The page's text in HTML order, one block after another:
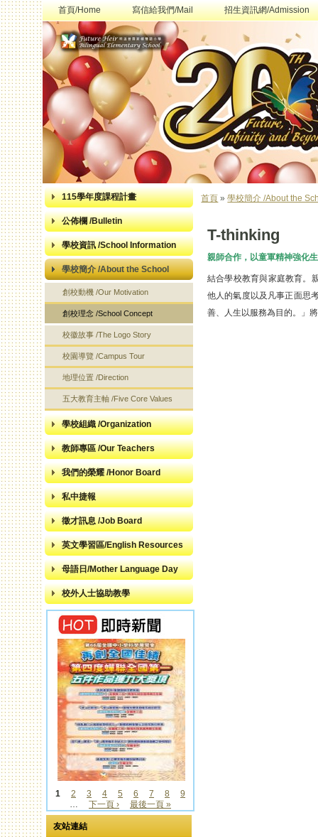
首頁/Home 寫信給我們/Mail 招生資訊網/Admission
115學年度課程計畫
公佈欄 /Bulletin
學校資訊 /School Information
學校簡介 /About the School
創校動機 /Our Motivation
創校理念 /School Concept
校徽故事 /The Logo Story
校園導覽 /Campus Tour
地理位置 /Direction
五大教育主軸 /Five Core Values
學校組織 /Organization
教師專區 /Our Teachers
我們的榮耀 /Honor Board
私中捷報
徵才訊息 /Job Board
英文學習區/English Resources
母語日/Mother Language Day
校外人士協助教學
頁面
1 2 3 4 5 6 7 8
9
…
下一頁 › 最後一頁 »
友站連結
首頁 »學校簡介 /About the
T-thinking
親師合作，以童軍精神強化
結合學校教育與家庭教育。
他人的氣度以及凡事正面思
善、人生以服務為目的。」